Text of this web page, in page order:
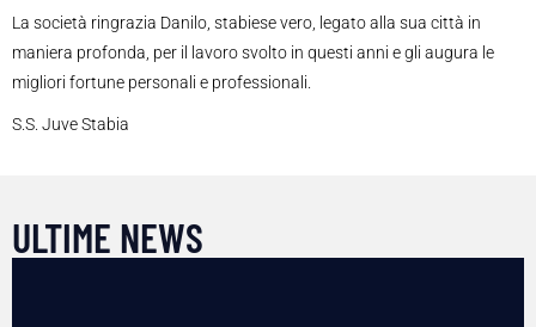
La società ringrazia Danilo, stabiese vero, legato alla sua città in
maniera profonda, per il lavoro svolto in questi anni e gli augura le
migliori fortune personali e professionali.
S.S. Juve Stabia
ULTIME NEWS